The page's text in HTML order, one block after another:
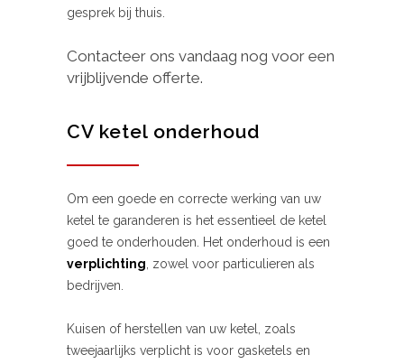
gesprek bij thuis.
Contacteer ons vandaag nog voor een
vrijblijvende offerte.
CV ketel onderhoud
Om een goede en correcte werking van uw
ketel te garanderen is het essentieel de ketel
goed te onderhouden. Het onderhoud is een
verplichting , zowel voor particulieren als
bedrijven.
Kuisen of herstellen van uw ketel, zoals
tweejaarlijks verplicht is voor gasketels en